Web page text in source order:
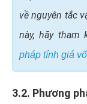
về nguyên tắc
này, hãy tham
pháp tính giá
3.2. Phương